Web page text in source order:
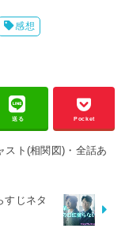
感想
送る Pocket
スト(相関図)・全話あ
すじネタ